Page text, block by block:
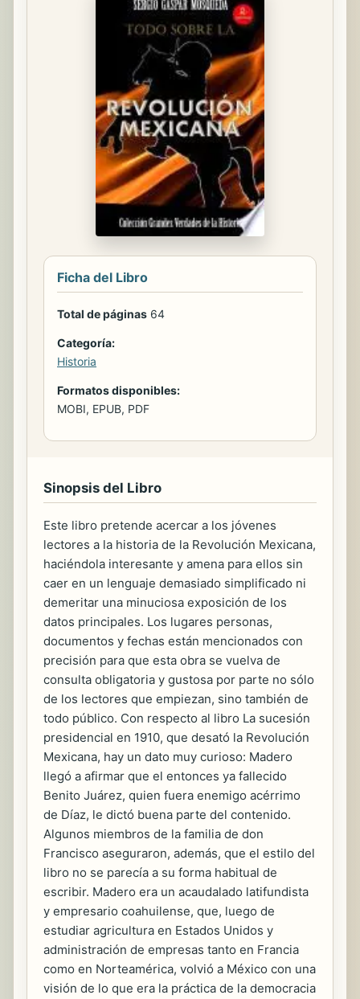
Ficha del Libro
Total de páginas 64
Categoría:
Historia
Formatos disponibles:
MOBI, EPUB, PDF
Sinopsis del Libro
Este libro pretende acercar a los jóvenes
lectores a la historia de la Revolución Mexicana,
haciéndola interesante y amena para ellos sin
caer en un lenguaje demasiado simplificado ni
demeritar una minuciosa exposición de los
datos principales. Los lugares personas,
documentos y fechas están mencionados con
precisión para que esta obra se vuelva de
consulta obligatoria y gustosa por parte no sólo
de los lectores que empiezan, sino también de
todo público. Con respecto al libro La sucesión
presidencial en 1910, que desató la Revolución
Mexicana, hay un dato muy curioso: Madero
llegó a afirmar que el entonces ya fallecido
Benito Juárez, quien fuera enemigo acérrimo
de Díaz, le dictó buena parte del contenido.
Algunos miembros de la familia de don
Francisco aseguraron, además, que el estilo del
libro no se parecía a su forma habitual de
escribir. Madero era un acaudalado latifundista
y empresario coahuilense, que, luego de
estudiar agricultura en Estados Unidos y
administración de empresas tanto en Francia
como en Norteamérica, volvió a México con una
visión de lo que era la práctica de la democracia